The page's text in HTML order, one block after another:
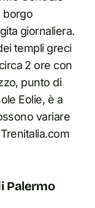
borgo
giornaliera.
templi greci
2 ore con
punto di
Eolie, è a
variare
Palermo